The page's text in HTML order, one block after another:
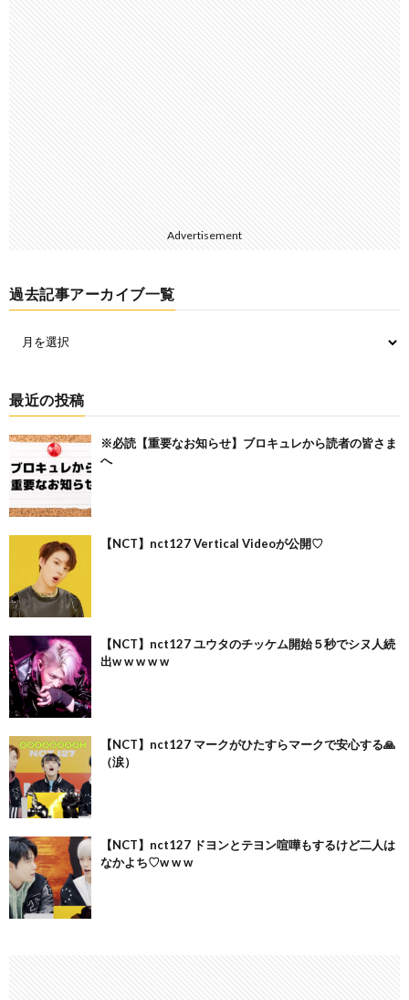
Advertisement
過去記事アーカイブ一覧
最近の投稿
※必読【重要なお知らせ】ブロキュレから読者の皆さま
へ
【NCT】nct127 Vertical Videoが公開♡
【NCT】nct127 ユウタのチッケム開始５秒でシヌ人続
出w w w w w
【NCT】nct127 マークがひたすらマークで安心する🙏
（涙）
【NCT】nct127 ドヨンとテヨン喧嘩もするけど二人は
なかよち♡w w w